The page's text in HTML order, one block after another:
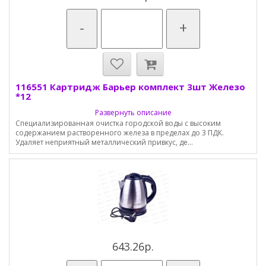
- +
116551 Картридж Барьер комплект 3шт Железо
*12
Развернуть описание
Специализированная очистка городской воды с высоким
содержанием растворенного железа в пределах до 3 ПДК.
Удаляет неприятный металлический привкус, де...
643.26р.